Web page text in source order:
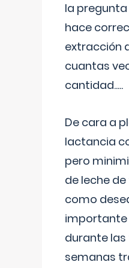
la
hace
extracción
cuantas
cantidad.....
De cara a
lactancia
pero
de leche
como
importante
durante
semanas